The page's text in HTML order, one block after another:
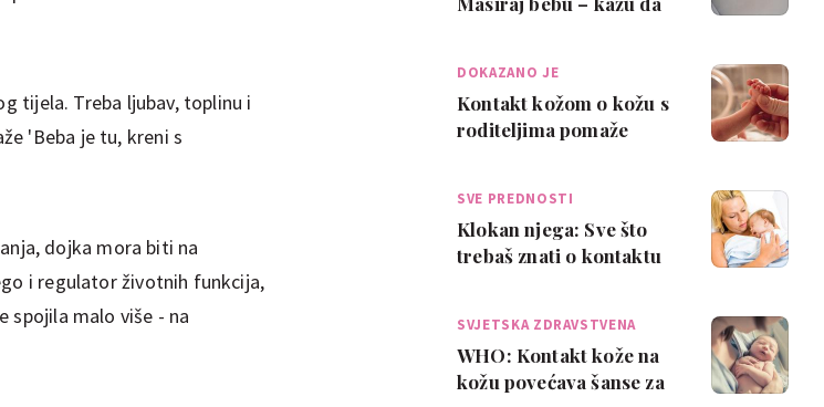
tijela. Treba ljubav, toplinu i
'Beba je tu, kreni s
dojka mora biti na
i regulator životnih funkcija,
spojila malo više - na
DOKAZANO JE
Kontakt kožom o kožu s
roditeljima pomaže
m…
SVE PREDNOSTI
Klokan njega: Sve što
trebaš znati o kontaktu
SVJETSKA ZDRAVSTVENA
WHO: Kontakt kože na
kožu povećava šanse za